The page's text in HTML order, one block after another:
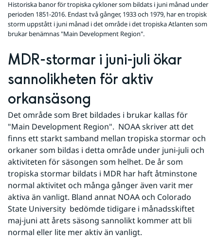
Historiska banor för tropiska cykloner som bildats i juni månad under
perioden 1851-2016. Endast två gånger, 1933 och 1979, har en tropisk
storm uppstått i juni månad i det område i det tropiska Atlanten som
brukar benämnas "Main Development Region".
MDR-stormar i juni-juli ökar
sannolikheten för aktiv
orkansäsong
Det område som Bret bildades i brukar kallas för
"Main Development Region".  NOAA skriver att det
finns ett starkt samband mellan tropiska stormar och
orkaner som bildas i detta område under juni-juli och
aktiviteten för säsongen som helhet. De år som
tropiska stormar bildats i MDR har haft åtminstone
normal aktivitet och många gånger även varit mer
aktiva än vanligt. Bland annat NOAA och Colorado
State University  bedömde tidigare i månadsskiftet
maj-juni att årets säsong sannolikt kommer att bli
normal eller lite mer aktiv än vanligt.